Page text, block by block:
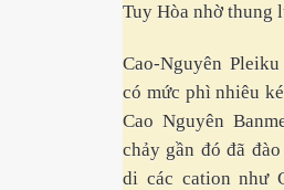
Tuy Hòa nhờ thung
Cao-Nguyên
có mức phì nhiêu
Cao Nguyên
chảy gần đó đã
di các cation như